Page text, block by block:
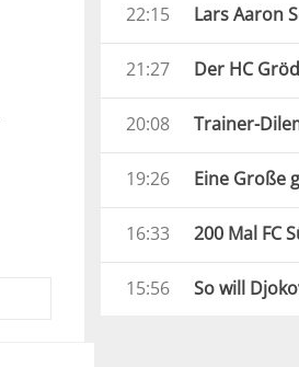
22:15
21:27
20:08
19:26
16:33
15:56